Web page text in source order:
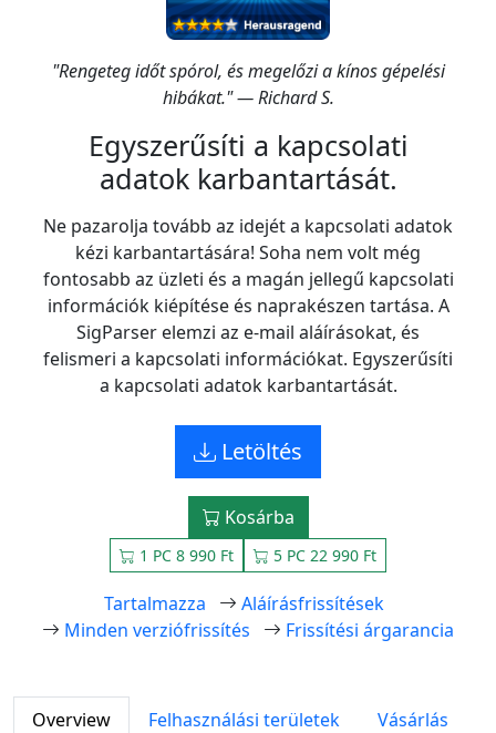
"Rengeteg időt spórol, és megelőzi a kínos gépelési
hibákat." — Richard S.
Egyszerűsíti a kapcsolati
adatok karbantartását.
Ne pazarolja tovább az idejét a kapcsolati adatok
kézi karbantartására! Soha nem volt még
fontosabb az üzleti és a magán jellegű kapcsolati
információk kiépítése és naprakészen tartása. A
SigParser elemzi az e-mail aláírásokat, és
felismeri a kapcsolati információkat. Egyszerűsíti
a kapcsolati adatok karbantartását.
Letöltés
Kosárba
1 PC 8 990 Ft 5 PC 22 990 Ft
Tartalmazza
Aláírásfrissítések
Minden verziófrissítés
Frissítési árgarancia
Overview Felhasználási területek
Vásárlás